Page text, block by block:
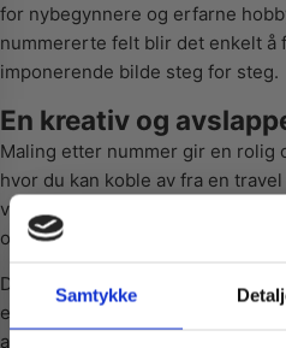
Samtykke
for nybegynnere og erfarne
nummererte felt blir det enkelt å
imponerende bilde steg for steg.
En kreativ og
Maling etter nummer gir en
hvor du kan koble av fra en
vakre golden retrieveren gjør
og inspirerende.
Dette malesettet passer perfekt
enten du ønsker en kreativ kveld
aktivitet sammen med familie og